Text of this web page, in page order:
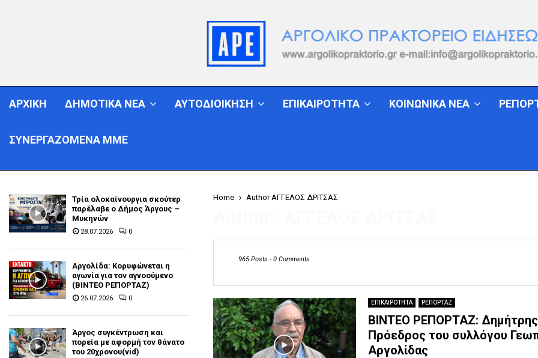
ΑΡΧΙΚΗ ΔΗΜΟΤΙΚΑ ΝΕΑ ΑΥΤΟΔΙΟΙΚΗΣΗ ΕΠΙΚΑΙΡΟΤΗΤΑ ΚΟΙΝΩΝΙΚΑ ΝΕΑ
ΣΥΝΕΡΓΑΖΟΜΕΝΑ ΜΜΕ
Home Author ΑΓΓΕΛΟΣ ΔΡΙΤΣΑΣ
965 Posts - 0 Comments
ΕΠΙΚΑΙΡΟΤΗΤΑ ΡΕΠΟΡΤΑΖ
ΒΙΝΤΕΟ ΡΕΠΟΡΤΑΖ:
Πρόεδρος του συλλόγου
Αργολίδας
Τρία ολοκαίνουργια σκούτερ
παρέλαβε o Δήμος Άργους –
Μυκηνών
28.07.2026 0
Αργολίδα: Κορυφώνεται η
αγωνία για τον αγνοούμενο
(ΒΙΝΤΕΟ ΡΕΠΟΡΤΑΖ)
26.07.2026 0
Άργος συγκέντρωση και
πορεία με αφορμή τον θάνατο
του 20χρονου(vid)